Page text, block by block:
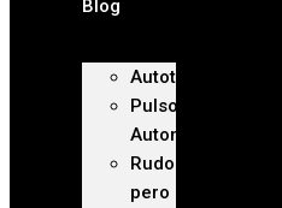
Blog
Autoteca
Pulso
Automotriz
Rudo
pero